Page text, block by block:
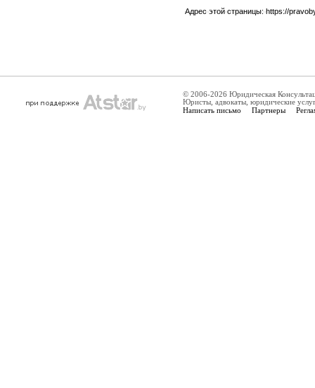
Адрес этой страницы: https://
© 2006-2026 Юридическая
Юристы, адвокаты, юридические
Написать письмо Партнеры